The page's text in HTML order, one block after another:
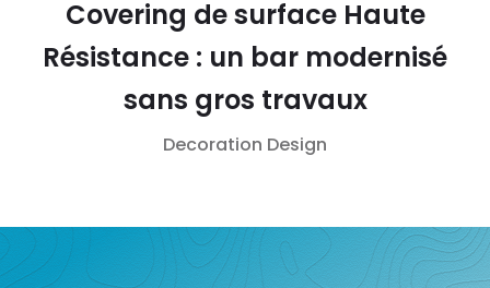
Covering de surface Haute
Résistance : un bar modernisé
sans gros travaux
Decoration Design